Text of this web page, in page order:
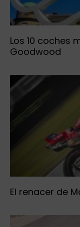
Los 10 coches
Goodwood
El renacer de